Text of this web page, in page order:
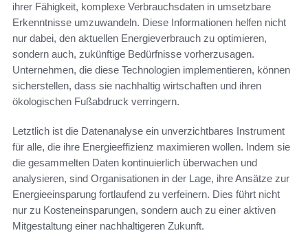
ihrer Fähigkeit, komplexe Verbrauchsdaten in umsetzbare
Erkenntnisse umzuwandeln. Diese Informationen helfen nicht
nur dabei, den aktuellen Energieverbrauch zu optimieren,
sondern auch, zukünftige Bedürfnisse vorherzusagen.
Unternehmen, die diese Technologien implementieren, können
sicherstellen, dass sie nachhaltig wirtschaften und ihren
ökologischen Fußabdruck verringern.
Letztlich ist die Datenanalyse ein unverzichtbares Instrument
für alle, die ihre Energieeffizienz maximieren wollen. Indem sie
die gesammelten Daten kontinuierlich überwachen und
analysieren, sind Organisationen in der Lage, ihre Ansätze zur
Energieeinsparung fortlaufend zu verfeinern. Dies führt nicht
nur zu Kosteneinsparungen, sondern auch zu einer aktiven
Mitgestaltung einer nachhaltigeren Zukunft.